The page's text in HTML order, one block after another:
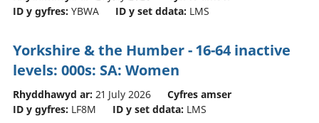
ID y gyfres: YBWA ID y set ddata: LMS
Yorkshire & the Humber - 16-64 inactive
levels: 000s: SA: Women
Rhyddhawyd ar: 21 July 2026
Cyfres amser
ID y gyfres: LF8M ID y set ddata: LMS